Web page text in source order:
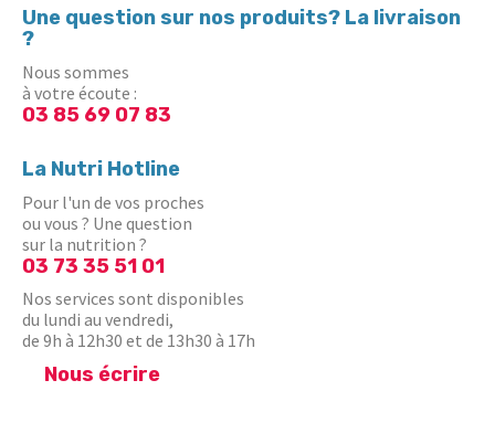
Une question sur nos produits? La livraison
?
Nous sommes
à votre écoute :
03 85 69 07 83
La Nutri Hotline
Pour l'un de vos proches
ou vous ? Une question
sur la nutrition ?
03 73 35 51 01
Nos services sont disponibles
du lundi au vendredi,
de 9h à 12h30 et de 13h30 à 17h
Nous écrire